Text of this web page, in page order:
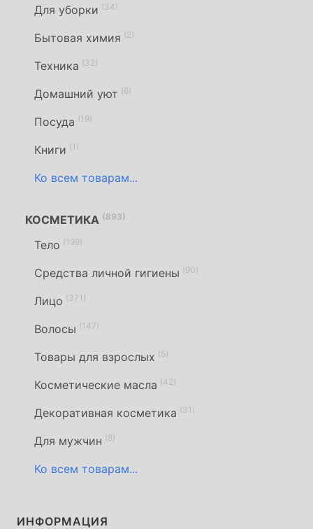
Для уборки (34)
Бытовая химия (2)
Техника (32)
Домашний уют (6)
Посуда (19)
Книги (1)
Ко всем товарам...
КОСМЕТИКА (893)
Тело (199)
Средства личной гигиены (90)
Лицо (371)
Волосы (147)
Товары для взрослых (5)
Косметические масла (42)
Декоративная косметика (31)
Для мужчин (8)
Ко всем товарам...
ИНФОРМАЦИЯ